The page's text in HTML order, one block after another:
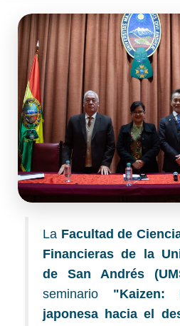
La Facultad de
Financieras de la
de San Andrés
seminario "Kaizen:
japonesa hacia el